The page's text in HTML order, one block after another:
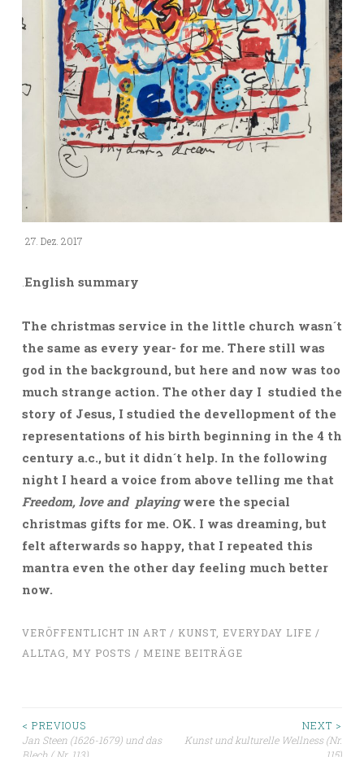
27. Dez. 2017
English summary
The christmas service in the little church wasn´t
the same as every year- for me. There still was
god in the background, but here and now was too
much strange action. The other day I studied the
story of Jesus, I studied the devellopment of the
representations of his birth beginning in the 4 th
century a.c., but it didn´t help. In the following
night I heard a voice from above telling me that
Freedom, love and playingwere the special
christmas gifts for me. OK. I was dreaming, but
felt afterwards so happy, that I repeated this
mantra even the other day feeling much better
now.
VERÖFFENTLICHT IN ART / KUNST EVERYDAY LIFE /
ALLTAG
MY POSTS / MEINE BEITRÄGE
Beitragsnavigation
< PREVIOUS
Jan Steen (1626-1679) und das
Blech ( Nr. 113)
NEXT >
Kunst und kulturelle Wellness (Nr.
115)